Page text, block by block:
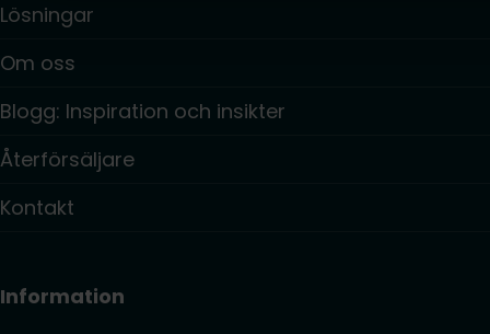
Lösningar
Om oss
Blogg: Inspiration och insikter
Återförsäljare
Kontakt
Information